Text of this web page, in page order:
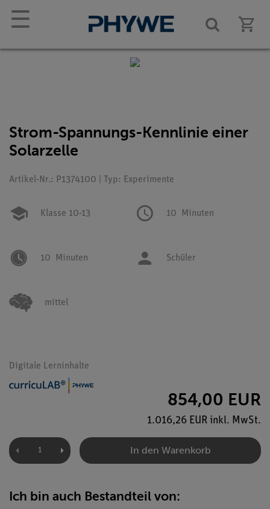
☰
Strom-Spannungs-Kennlinie einer
Solarzelle
Artikel-Nr.: P1374100 | Typ: Experimente
Klasse 10-13 10 Minuten
10 Minuten Schüler
mittel
Digitale Lerninhalte
854,00 EUR
1.016,26 EUR inkl. MwSt.
In den Warenkorb
Ich bin auch Bestandteil von: